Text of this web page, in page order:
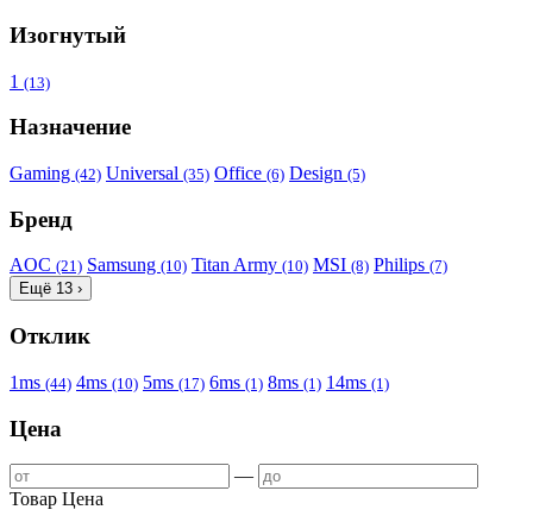
Изогнутый
1 (13)
Назначение
Gaming (42) Universal (35) Office (6) Design (5)
Бренд
AOC (21) Samsung (10) Titan Army (10) MSI (8) Philips (7)
Ещё 13 ›
Отклик
1ms (44) 4ms (10) 5ms (17) 6ms (1) 8ms (1) 14ms (1)
Цена
—
Товар Цена